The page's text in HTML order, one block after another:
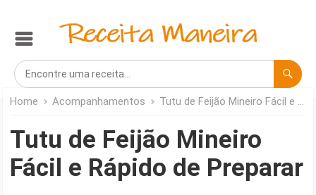
Home Acompanhamentos Tutu de Feijão Mineiro Fácil e Rápido de Preparar
Tutu de Feijão Mineiro
Fácil e Rápido de Preparar